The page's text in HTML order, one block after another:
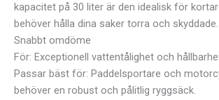
kapacitet på 30 liter är den idealisk för
behöver hålla dina saker torra och skyddade.
Snabbt omdöme
För: Exceptionell vattentålighet och
Passar bäst för: Paddelsportare och
behöver en robust och pålitlig ryggsäck.